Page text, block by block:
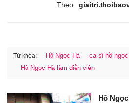
Theo:
Từ khóa: Hồ Ngọc Hà ca sĩ hồ ngọc
Hồ Ngọc Hà làm diễn viên
Hồ